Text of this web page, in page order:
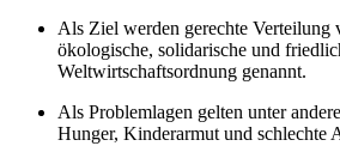
Als Ziel werden gerechte Verteilung
ökologische, solidarische und
Weltwirtschaftsordnung genannt.
Als Problemlagen gelten unter
Hunger, Kinderarmut und schlechte